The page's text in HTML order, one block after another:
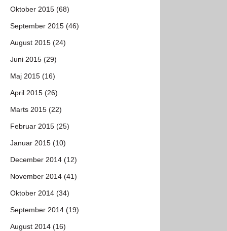
Oktober 2015 (68)
September 2015 (46)
August 2015 (24)
Juni 2015 (29)
Maj 2015 (16)
April 2015 (26)
Marts 2015 (22)
Februar 2015 (25)
Januar 2015 (10)
December 2014 (12)
November 2014 (41)
Oktober 2014 (34)
September 2014 (19)
August 2014 (16)